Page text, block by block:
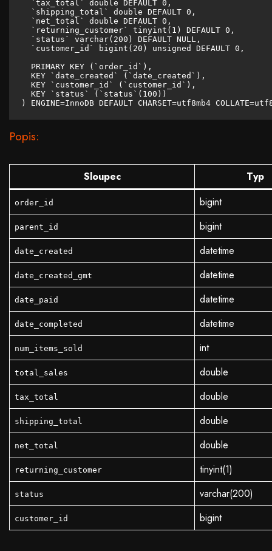
  `tax_total` double DEFAULT 0,
  `shipping_total` double DEFAULT 0,
  `net_total` double DEFAULT 0,
  `returning_customer` tinyint(1) DEFAULT 0,
  `status` varchar(200) DEFAULT NULL,
  `customer_id` bigint(20) unsigned DEFAULT 0,
  PRIMARY KEY (`order_id`),
  KEY `date_created` (`date_created`),
  KEY `customer_id` (`customer_id`),
  KEY `status` (`status`(100))
) ENGINE=InnoDB DEFAULT CHARSET=utf8mb4
Popis:
Sloupec Typ
order_id bigint
parent_id bigint
date_created datetime
date_created_gmt datetime
date_paid datetime
date_completed datetime
num_items_sold int
total_sales double
tax_total double
shipping_total double
net_total double
returning_customer tinyint(1)
status varchar(200)
customer_id bigint